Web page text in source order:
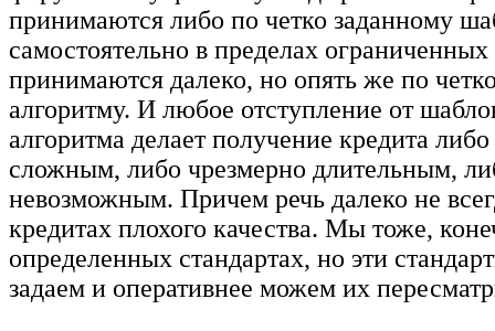
принимаются либо по четко заданному
самостоятельно в пределах
принимаются далеко, но опять же по
алгоритму. И любое отступление от
алгоритма делает получение кредита
сложным, либо чрезмерно длительным,
невозможным. Причем речь далеко не
кредитах плохого качества. Мы тоже,
определенных стандартах, но эти
задаем и оперативнее можем их